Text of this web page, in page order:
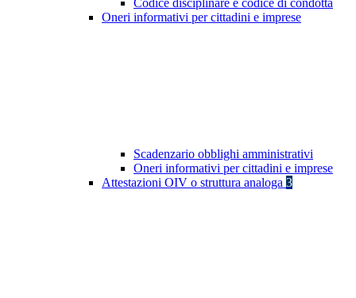
Codice disciplinare e codice di condotta
Oneri informativi per cittadini e imprese
Scadenzario obblighi amministrativi
Oneri informativi per cittadini e imprese
Attestazioni OIV o struttura analoga 3